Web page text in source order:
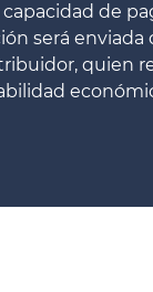
de
será enviada
quien